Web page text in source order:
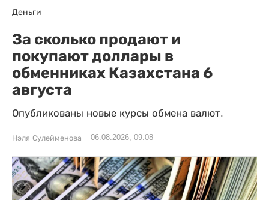
Деньги
За сколько продают и
покупают доллары в
обменниках Казахстана 6
августа
Опубликованы новые курсы обмена валют.
Нэля Сулейменова 06.08.2026, 09:08